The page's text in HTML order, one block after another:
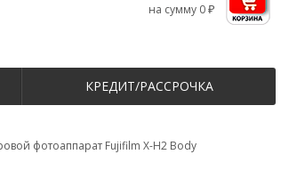
на сумму 0 ₽
КРЕДИТ/РАССРОЧКА
фотоаппарат Fujifilm X-H2 Body